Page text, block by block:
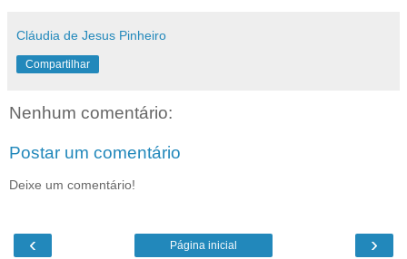
Cláudia de Jesus Pinheiro
Compartilhar
Nenhum comentário:
Postar um comentário
Deixe um comentário!
‹ ›
Página inicial